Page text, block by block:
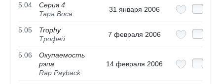
5.04
Серия 4
Tapa Boca
31 января 2006
5.05
Trophy
Трофей
7 февраля 2006
5.06
Окупаемость
рэпа
Rap Payback
14 февраля 2006